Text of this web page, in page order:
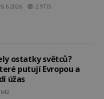
2.9TIS
ostatky světců?
putují Evropou a
úžas
642